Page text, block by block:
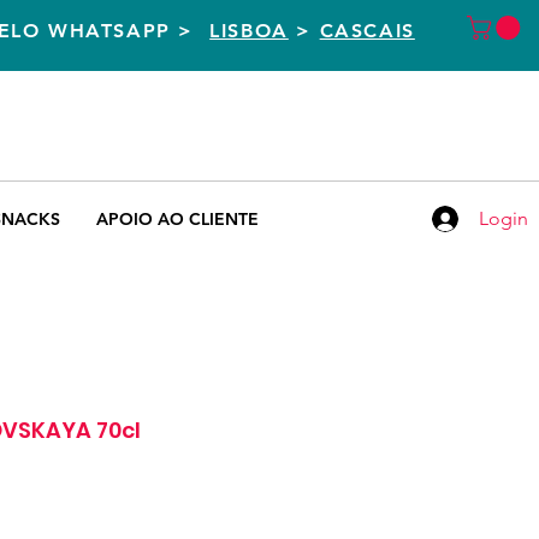
APOIO AO CLIENTE Login
WHATSAPP > LISBOA > CASCAIS
70cl